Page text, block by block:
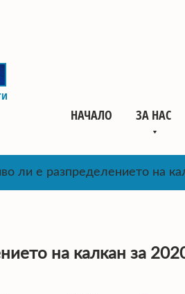
НАЧАЛО ЗА НАС
ли е разпределението на
на калкан за